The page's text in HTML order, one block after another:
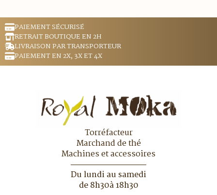
PAIEMENT SÉCURISÉ
RETRAIT BOUTIQUE EN 2H
LIVRAISON PAR TRANSPORTEUR
PAIEMENT EN 2X, 3X ET 4X
Torréfacteur
Marchand de thé
Machines et accessoires
Du lundi au samedi
de 8h30à 18h30